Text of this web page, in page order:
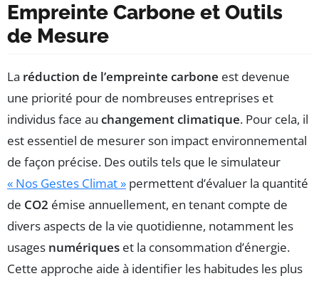
Empreinte Carbone et Outils
de Mesure
La réduction de l’empreinte carbone est devenue
une priorité pour de nombreuses entreprises et
individus face au changement climatique. Pour cela, il
est essentiel de mesurer son impact environnemental
de façon précise. Des outils tels que le simulateur
« Nos Gestes Climat » permettent d’évaluer la quantité
de CO2 émise annuellement, en tenant compte de
divers aspects de la vie quotidienne, notamment les
usages numériques et la consommation d’énergie.
Cette approche aide à identifier les habitudes les plus